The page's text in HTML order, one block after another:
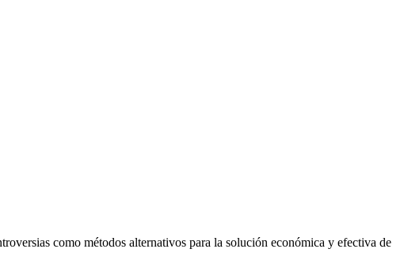
como métodos alternativos para la solución económica y efectiva de